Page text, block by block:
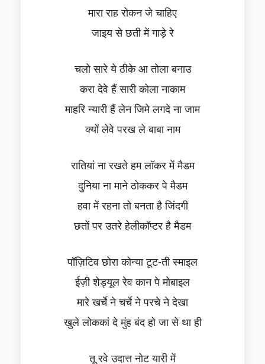
मारा राह रोकन जे चाहिए
जाइय से छती में गाड़े रे
चलो सारे ये ठीके आ तोला बनाउ
करा देवे हैं सारी कोला नाकाम
माहरि न्यारी हैं लेन जिमे लगदे ना जाम
क्यों लेवे परख ले बाबा नाम
रातियां ना रखते हम लॉकर में मैडम
दुनिया ना माने ठोककर पे मैडम
हवा में रहना तो बनता है जिंदगी
छतों पर उतरे हेलीकॉप्टर है मैडम
पॉज़िटिव छोरा कोन्या टूट-ती स्माइल
ईज़ी शेड्यूल रेव कान पे मोबाइल
मारे खर्चे ने चर्चे ने परचे ने देखा
खुले लोककां दे मुंह बंद हो जा से था ही
तू रवे उदात्त नोट यारी में